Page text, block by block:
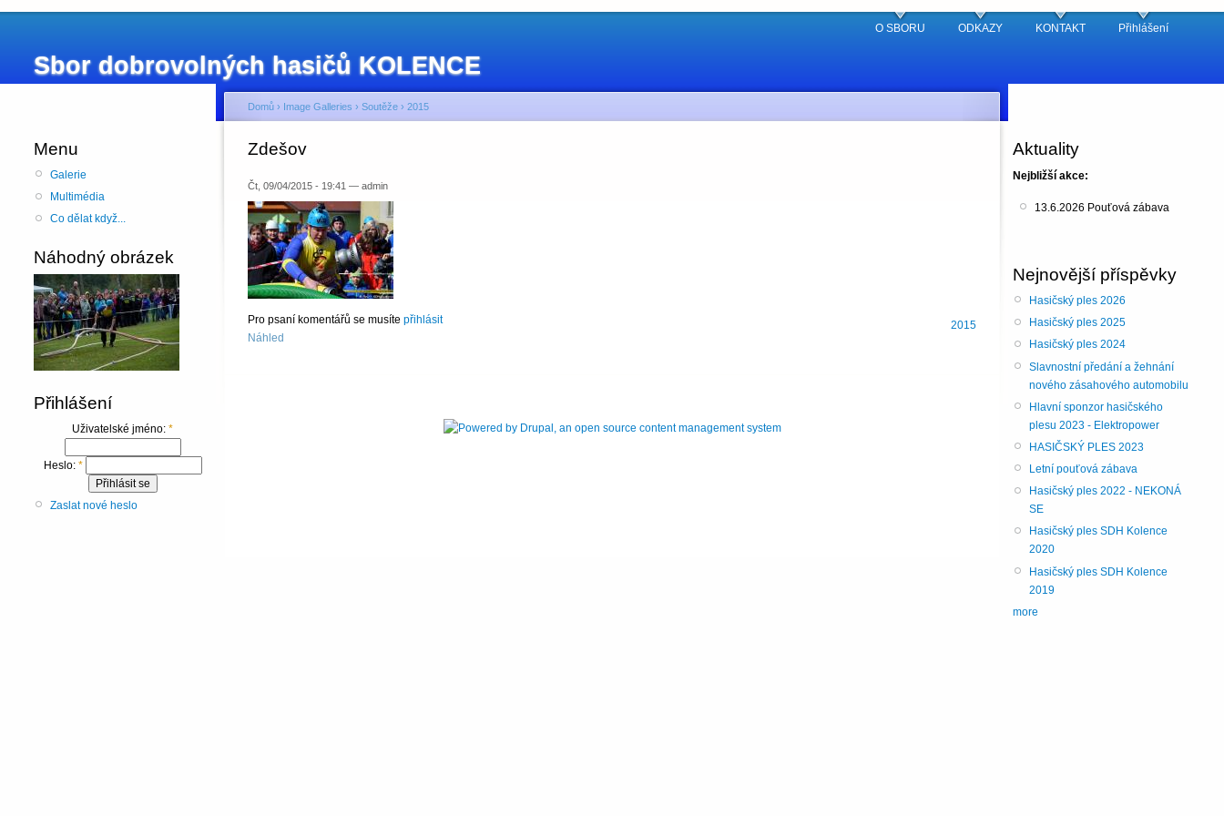
Sbor dobrovolných hasičů KOLENCE
O SBORU ODKAZY KONTAKT Přihlášení
Menu
Galerie
Multimédia
Co dělat když...
Náhodný obrázek
Přihlášení
Uživatelské jméno: *
Heslo: *
Zaslat nové heslo
Domů › Image Galleries › Soutěže › 2015
Zdešov
Čt, 09/04/2015 - 19:41 — admin
2015
Pro psaní komentářů se musíte přihlásit
Náhled
Aktuality
Nejbližší akce:
13.6.2026 Pouťová zábava
Nejnovější příspěvky
Hasičský ples 2026
Hasičský ples 2025
Hasičský ples 2024
Slavnostní předání a žehnání
nového zásahového automobilu
Hlavní sponzor hasičského
plesu 2023 - Elektropower
HASIČSKÝ PLES 2023
Letní pouťová zábava
Hasičský ples 2022 - NEKONÁ
SE
Hasičský ples SDH Kolence
2020
Hasičský ples SDH Kolence
2019
more